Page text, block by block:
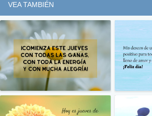
VEA TAMBIÉN